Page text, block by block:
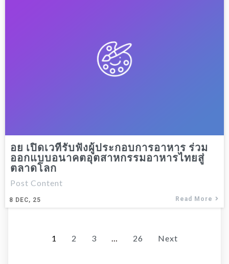
อย เปิดเวทีรับฟังผู้ประกอบการอาหาร ร่วม
ออกแบบอนาคตอุตสาหกรรมอาหารไทยสู่
ตลาดโลก
8 DEC, 25
Post Content
Read More
1 2 3 … 26 Next